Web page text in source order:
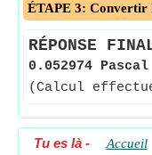
ÉTAPE 3: Convertir
RÉPONSE
0.052974
(Calcul
Tu es là- Accueil